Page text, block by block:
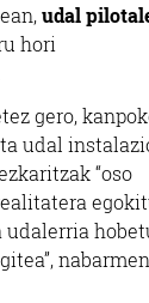
udal
hori
gero,
udal
“oso
udalerria